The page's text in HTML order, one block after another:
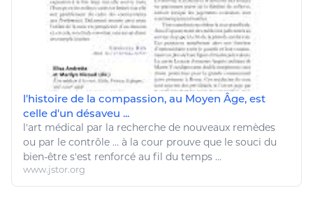
l'histoire de la compassion, au Moyen Âge, est
celle d'un désaveu ...
l'art médical par la recherche de nouveaux remèdes
ou par le contrôle ... à la cour prouve que le souci du
bien-être s'est renforcé au fil du temps ...
www.jstor.org